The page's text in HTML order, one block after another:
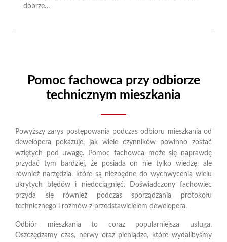
dobrze…
Pomoc fachowca przy odbiorze
technicznym mieszkania
Powyższy zarys postępowania podczas odbioru mieszkania od
dewelopera pokazuje, jak wiele czynników powinno zostać
wziętych pod uwagę. Pomoc fachowca może się naprawdę
przydać tym bardziej, że posiada on nie tylko wiedzę, ale
również narzędzia, które są niezbędne do wychwycenia wielu
ukrytych błędów i niedociągnięć. Doświadczony fachowiec
przyda się również podczas sporządzania protokołu
technicznego i rozmów z przedstawicielem dewelopera.
Odbiór mieszkania to coraz popularniejsza usługa.
Oszczędzamy czas, nerwy oraz pieniądze, które wydalibyśmy